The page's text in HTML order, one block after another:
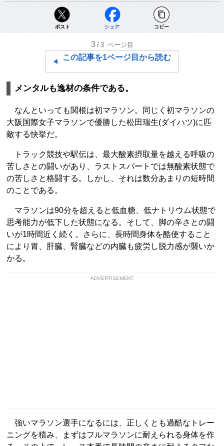
ポスト シェア コピー
3 /3 ページ目
この記事を1ページ目から読む
メンタルも逸材の条件である。
なんといっても関根は初マラソン。同じく初マラソンの
大阪国際女子マラソンで優勝した松田瑞生(ダイハツ)に匹
敵する快挙だ。
トラック競技や駅伝は、最大酸素摂取量を越える呼吸の
苦しさとの闘いがあり、ラストスパートでは無酸素状態で
の苦しさと格闘する。しかし、それは数分あまりの短時間
のことである。
マラソンは90分を超えると低血糖、低ナトリウム状態で
思考能力が低下した状態になる。そして、脚の辛さとの闘
いが1時間近く続く。さらに、長時間身体を酷使すること
により胃、肝臓、腎臓などの内臓も疲労し脱力感が襲いか
かる。
ADVERTISEMENT
強いマラソン選手になるには、正しくとも過酷なトレー
ニングを積み、まずはフルマラソンに耐えられる身体を作